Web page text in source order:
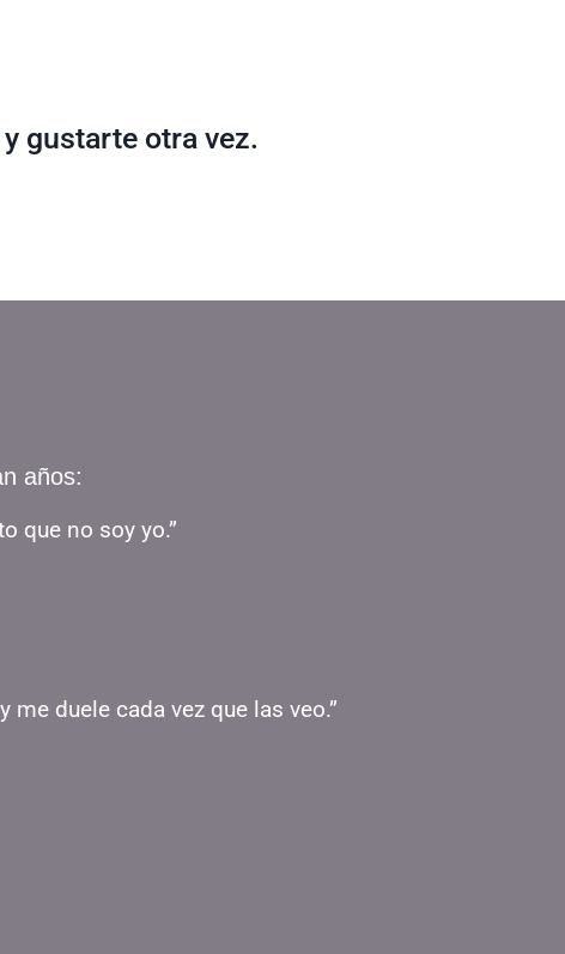
gustarte otra vez.
años:
que no soy yo.”
duele cada vez que las veo.”